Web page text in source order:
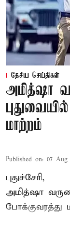
தேசிய செய்திகள்
அமித்ஷா
மாற்றம்
Published on: 07 Aug
புதுச்சேரி,
அமித்ஷா
போக்குவரத்து